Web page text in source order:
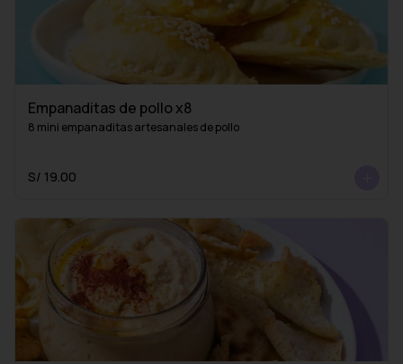
Empanaditas de pollo x8
8 mini empanaditas artesanales de pollo
S/ 19.00